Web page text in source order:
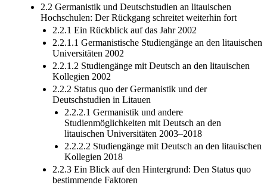
2.2 Germanistik und Deutschstudien an litauischen
Hochschulen: Der Rückgang schreitet weiterhin fort
2.2.1 Ein Rückblick auf das Jahr 2002
2.2.1.1 Germanistische Studiengänge an den litauischen
Universitäten 2002
2.2.1.2 Studiengänge mit Deutsch an den litauischen
Kollegien 2002
2.2.2 Status quo der Germanistik und der
Deutschstudien in Litauen
2.2.2.1 Germanistik und andere
Studienmöglichkeiten mit Deutsch an den
litauischen Universitäten 2003–2018
2.2.2.2 Studiengänge mit Deutsch an den litauischen
Kollegien 2018
2.2.3 Ein Blick auf den Hintergrund: Den Status quo
bestimmende Faktoren